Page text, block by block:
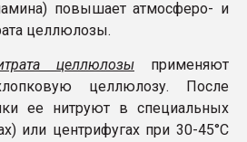
повышает атмосферо- и
целлюлозы.
целлюлозы применяют
целлюлозу. После
ее нитруют в специальных
или центрифугах при 30-45°С